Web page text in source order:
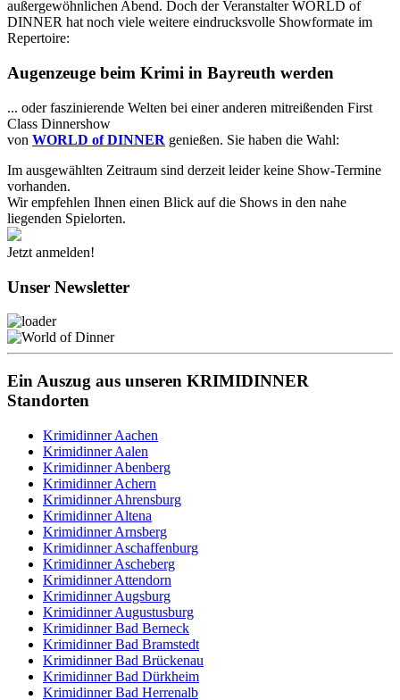
außergewöhnlichen Abend. Doch der Veranstalter WORLD of
DINNER hat noch viele weitere eindrucksvolle Showformate im
Repertoire:
Augenzeuge beim Krimi in Bayreuth werden
... oder faszinierende Welten bei einer anderen mitreißenden First
Class Dinnershow
von WORLD of DINNER genießen. Sie haben die Wahl:
Im ausgewählten Zeitraum sind derzeit leider keine Show-Termine
vorhanden.
Wir empfehlen Ihnen einen Blick auf die Shows in den nahe
liegenden Spielorten.
Jetzt anmelden!
Unser Newsletter
Ein Auszug aus unseren KRIMIDINNER
Standorten
Krimidinner Aachen
Krimidinner Aalen
Krimidinner Abenberg
Krimidinner Achern
Krimidinner Ahrensburg
Krimidinner Altena
Krimidinner Arnsberg
Krimidinner Aschaffenburg
Krimidinner Ascheberg
Krimidinner Attendorn
Krimidinner Augsburg
Krimidinner Augustusburg
Krimidinner Bad Berneck
Krimidinner Bad Bramstedt
Krimidinner Bad Brückenau
Krimidinner Bad Dürkheim
Krimidinner Bad Herrenalb